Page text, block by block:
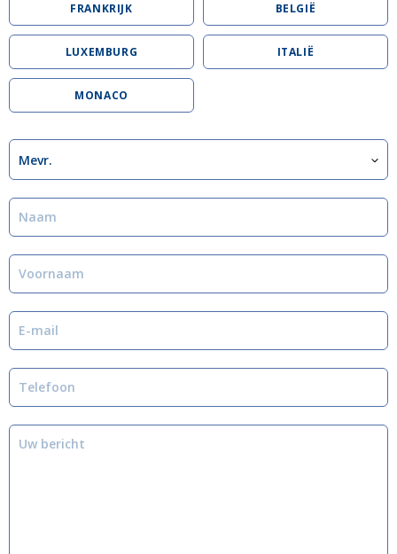
FRANKRIJK BELGIË
LUXEMBURG ITALIË
MONACO